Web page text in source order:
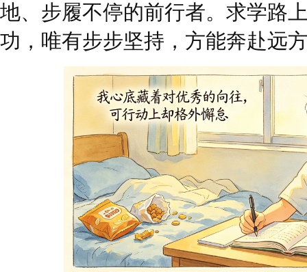
地、步履不停的前行者。求学路
功，唯有步步坚持，方能奔赴远